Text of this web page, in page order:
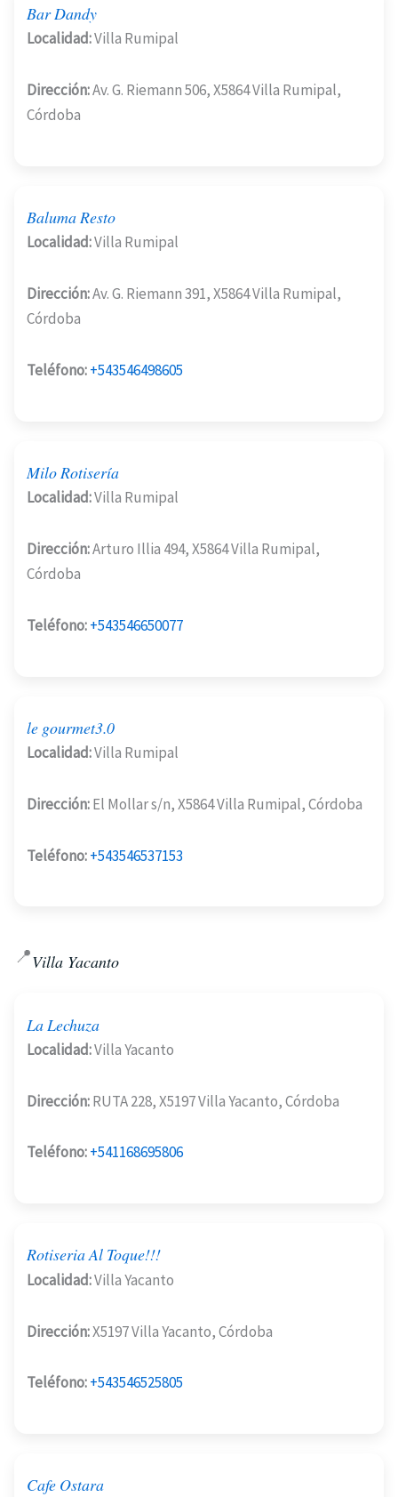
Bar Dandy
Localidad:Villa Rumipal
Dirección:Av. G. Riemann 506, X5864 Villa Rumipal,
Córdoba
Baluma Resto
Localidad:Villa Rumipal
Dirección:Av. G. Riemann 391, X5864 Villa Rumipal,
Córdoba
Teléfono:+543546498605
Milo Rotisería
Localidad:Villa Rumipal
Dirección:Arturo Illia 494, X5864 Villa Rumipal,
Córdoba
Teléfono:+543546650077
le gourmet3.0
Localidad:Villa Rumipal
Dirección:El Mollar s/n, X5864 Villa Rumipal, Córdoba
Teléfono:+543546537153
📍Villa Yacanto
La Lechuza
Localidad:Villa Yacanto
Dirección:RUTA 228, X5197 Villa Yacanto, Córdoba
Teléfono:+541168695806
Rotiseria Al Toque!!!
Localidad:Villa Yacanto
Dirección:X5197 Villa Yacanto, Córdoba
Teléfono:+543546525805
Cafe Ostara